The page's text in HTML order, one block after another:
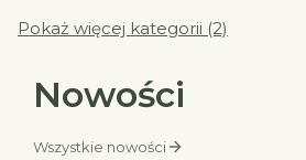
Pokaż więcej kategorii (2)
Nowości
Wszystkie nowości